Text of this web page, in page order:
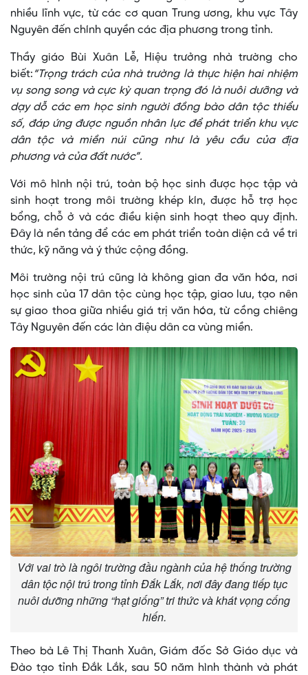
nhiều lĩnh vực, từ các cơ quan Trung ương, khu vực Tây
Nguyên đến chính quyền các địa phương trong tỉnh.
Thầy giáo Bùi Xuân Lễ, Hiệu trưởng nhà trường cho
biết: “Trọng trách của nhà trường là thực hiện hai nhiệm
vụ song song và cực kỳ quan trọng đó là nuôi dưỡng và
dạy dỗ các em học sinh người đồng bào dân tộc thiểu
số, đáp ứng được nguồn nhân lực để phát triển khu vực
dân tộc và miền núi cũng như là yêu cầu của địa
phương và của đất nước”.
Với mô hình nội trú, toàn bộ học sinh được học tập và
sinh hoạt trong môi trường khép kín, được hỗ trợ học
bổng, chỗ ở và các điều kiện sinh hoạt theo quy định.
Đây là nền tảng để các em phát triển toàn diện cả về tri
thức, kỹ năng và ý thức cộng đồng.
Môi trường nội trú cũng là không gian đa văn hóa, nơi
học sinh của 17 dân tộc cùng học tập, giao lưu, tạo nên
sự giao thoa giữa nhiều giá trị văn hóa, từ cồng chiêng
Tây Nguyên đến các làn điệu dân ca vùng miền.
Với vai trò là ngôi trường đầu ngành của hệ thống trường
dân tộc nội trú trong tỉnh Đắk Lắk, nơi đây đang tiếp tục
nuôi dưỡng những “hạt giống” tri thức và khát vọng cống
hiến.
Theo bà Lê Thị Thanh Xuân, Giám đốc Sở Giáo dục và
Đào tạo tỉnh Đắk Lắk, sau 50 năm hình thành và phát